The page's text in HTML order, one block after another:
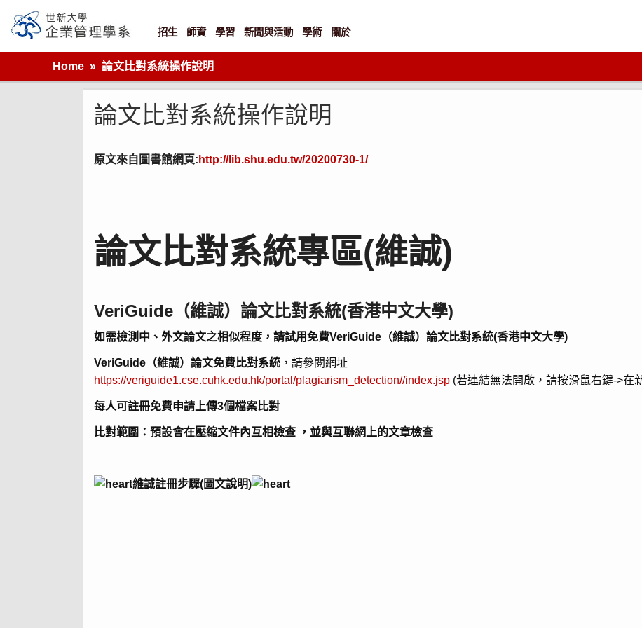
content
世新大學企業管理學系
招生 師資 學習 新聞與活動 學術 關於
Home 論文比對系統操作說明
論文比對系統操作說明
原文來自圖書館網頁: http://lib.shu.edu.tw/20200730-1/
論文比對系統專區(維誠)
VeriGuide（維誠）論文比對系統(香港中文大學)
如需檢測中、外文論文之相似程度，請試用免費VeriGuide（維誠）論文比對系統(香港中文大學)
VeriGuide（維誠）論文免費比對系統 ，請參閱網址
https://veriguide1.cse.cuhk.edu.hk/portal/plagiarism_detection//index.jsp (若連結無法開啟，請按滑鼠右鍵->在
每人可註冊免費申請上傳3個檔案 比對
比對範圍：預設會在壓縮文件內互相檢查 ，並與互聯網上的文章檢查
維誠註冊步驟(圖文說明)